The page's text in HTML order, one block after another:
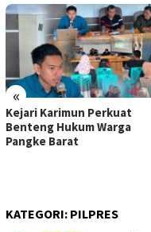
«
Kejari Karimun Perkuat
Benteng Hukum Warga
Pangke Barat
KATEGORI: PILPRES